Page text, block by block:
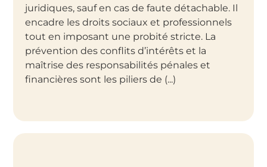
juridiques, sauf en cas de faute détachable. Il
encadre les droits sociaux et professionnels
tout en imposant une probité stricte. La
prévention des conflits d’intérêts et la
maîtrise des responsabilités pénales et
financières sont les piliers de (...)